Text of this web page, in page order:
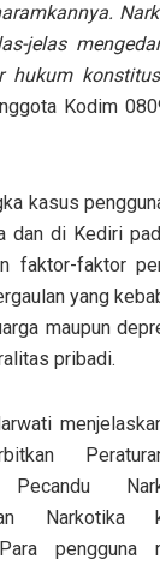
jelas
Kodim
kasus
dan di Kediri
faktor-faktor
yang
maupun
pribadi.
Pecandu
Para